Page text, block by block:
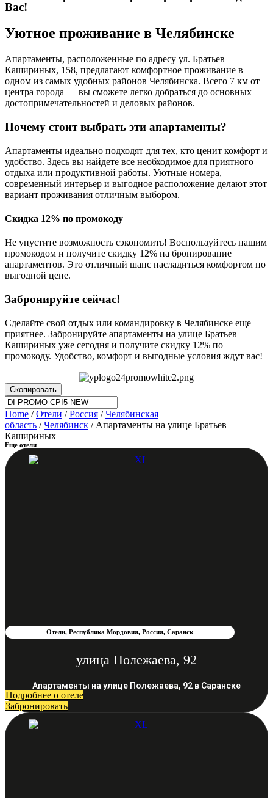
Вас!
Уютное проживание в Челябинске
Апартаменты, расположенные по адресу ул. Братьев
Кашириных, 158, предлагают комфортное проживание в
одном из самых удобных районов Челябинска. Всего 7 км от
центра города — вы сможете легко добраться до основных
достопримечательностей и деловых районов.
Почему стоит выбрать эти апартаменты?
Апартаменты идеально подходят для тех, кто ценит комфорт и
удобство. Здесь вы найдете все необходимое для приятного
отдыха или продуктивной работы. Уютные номера,
современный интерьер и выгодное расположение делают этот
вариант проживания отличным выбором.
Скидка 12% по промокоду
Не упустите возможность сэкономить! Воспользуйтесь нашим
промокодом и получите скидку 12% на бронирование
апартаментов. Это отличный шанс насладиться комфортом по
выгодной цене.
Забронируйте сейчас!
Сделайте свой отдых или командировку в Челябинске еще
приятнее. Забронируйте апартаменты на улице Братьев
Кашириных уже сегодня и получите скидку 12% по
промокоду. Удобство, комфорт и выгодные условия ждут вас!
Скопировать
Home /Отели /Россия /Челябинская
область /Челябинск / Апартаменты на улице Братьев
Кашириных
Еще отели
Отели,Республика Мордовия,Россия,Саранск
улица Полежаева, 92
Апартаменты на улице Полежаева, 92 в Саранске
Подробнее о отеле
Забронировать